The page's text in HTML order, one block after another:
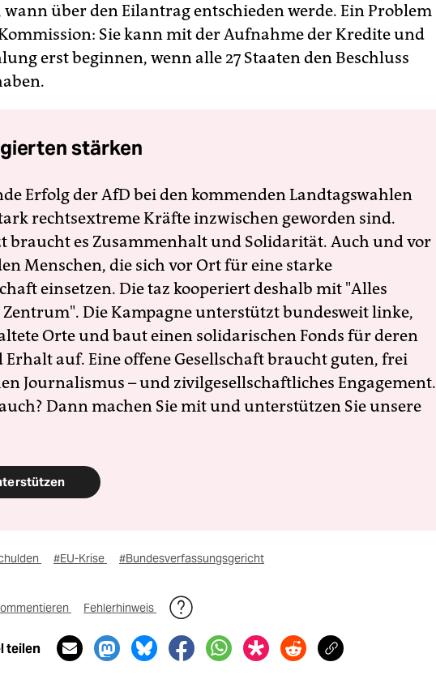
wann über den Eilantrag entschieden werde. Ein Problem
Sie kann mit der Aufnahme der Kredite und
erst beginnen, wenn alle 27 Staaten den Beschluss
stärken
Erfolg der AfD bei den kommenden Landtagswahlen
rechtsextreme Kräfte inzwischen geworden sind.
braucht es Zusammenhalt und Solidarität. Auch und vor
Menschen, die sich vor Ort für eine starke
einsetzen. Die taz kooperiert deshalb mit "Alles
Die Kampagne unterstützt bundesweit linke,
Orte und baut einen solidarischen Fonds für deren
Erhalt auf. Eine offene Gesellschaft braucht guten, frei
Journalismus – und zivilgesellschaftliches Engagement.
Dann machen Sie mit und unterstützen Sie unsere
#EU-Krise #Bundesverfassungsgericht
Fehlerhinweis
teilen